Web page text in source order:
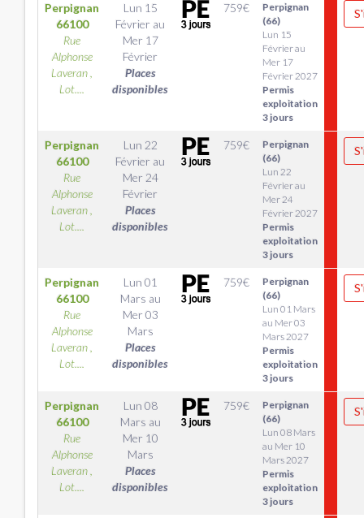
Perpignan
66100
Rue
Alphonse
Laveran ,
Lot....
Lun 15
Février au
Mer 17
Février
Places
disponibles
759€
Perpignan
(66)
Lun 15
Février au
Mer 17
Février 2027
Permis
exploitation
3 jours
Perpignan
66100
Rue
Alphonse
Laveran ,
Lot....
Lun 22
Février au
Mer 24
Février
Places
disponibles
759€
Perpignan
(66)
Lun 22
Février au
Mer 24
Février 2027
Permis
exploitation
3 jours
Perpignan
66100
Rue
Alphonse
Laveran ,
Lot....
Lun 01
Mars au
Mer 03
Mars
Places
disponibles
759€
Perpignan
(66)
Lun 01 Mars
au Mer 03
Mars 2027
Permis
exploitation
3 jours
Perpignan
66100
Rue
Alphonse
Laveran ,
Lot....
Lun 08
Mars au
Mer 10
Mars
Places
disponibles
759€
Perpignan
(66)
Lun 08 Mars
au Mer 10
Mars 2027
Permis
exploitation
3 jours